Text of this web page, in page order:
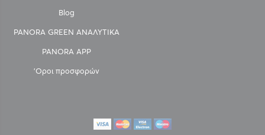
Blog
PANORA GREEN ΑΝΑΛΥΤΙΚΑ
PANORA APP
'Οροι προσφορών